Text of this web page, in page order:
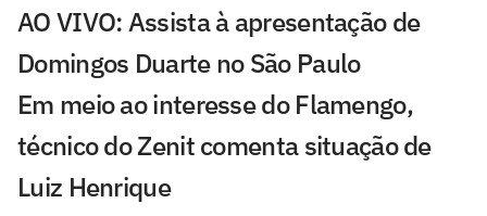
AO VIVO: Assista à apresentação de
Domingos Duarte no São Paulo
Em meio ao interesse do Flamengo,
técnico do Zenit comenta situação de
Luiz Henrique